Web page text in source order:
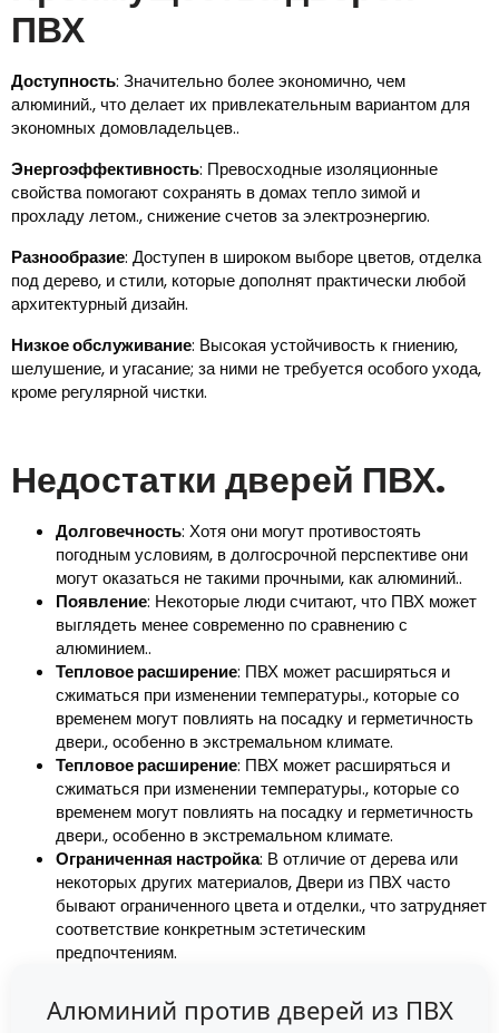
ПВХ
Доступность: Значительно более экономично, чем
алюминий., что делает их привлекательным вариантом для
экономных домовладельцев..
Энергоэффективность: Превосходные изоляционные
свойства помогают сохранять в домах тепло зимой и
прохладу летом., снижение счетов за электроэнергию.
Разнообразие: Доступен в широком выборе цветов, отделка
под дерево, и стили, которые дополнят практически любой
архитектурный дизайн.
Низкое обслуживание: Высокая устойчивость к гниению,
шелушение, и угасание; за ними не требуется особого ухода,
кроме регулярной чистки.
Недостатки дверей ПВХ.
Долговечность: Хотя они могут противостоять
погодным условиям, в долгосрочной перспективе они
могут оказаться не такими прочными, как алюминий..
Появление: Некоторые люди считают, что ПВХ может
выглядеть менее современно по сравнению с
алюминием..
Тепловое расширение: ПВХ может расширяться и
сжиматься при изменении температуры., которые со
временем могут повлиять на посадку и герметичность
двери., особенно в экстремальном климате.
Тепловое расширение: ПВХ может расширяться и
сжиматься при изменении температуры., которые со
временем могут повлиять на посадку и герметичность
двери., особенно в экстремальном климате.
Ограниченная настройка: В отличие от дерева или
некоторых других материалов, Двери из ПВХ часто
бывают ограниченного цвета и отделки., что затрудняет
соответствие конкретным эстетическим
предпочтениям.
Алюминий против дверей из ПВХ